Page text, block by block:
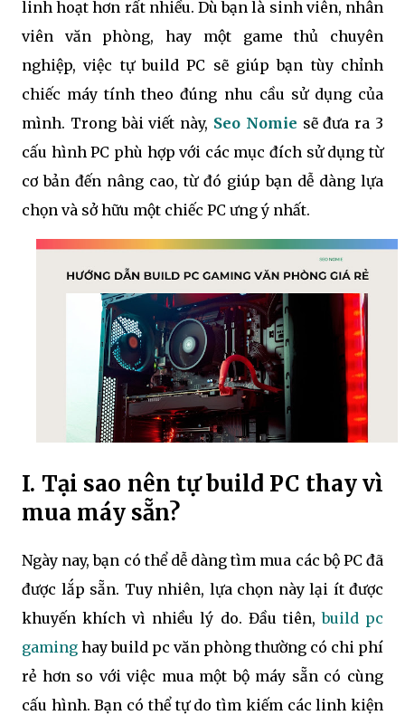
linh hoạt hơn rất nhiều. Dù bạn là sinh viên, nhân
viên văn phòng, hay một game thủ chuyên
nghiệp, việc tự build PC sẽ giúp bạn tùy chỉnh
chiếc máy tính theo đúng nhu cầu sử dụng của
mình. Trong bài viết này, Seo Nomie sẽ đưa ra 3
cấu hình PC phù hợp với các mục đích sử dụng từ
cơ bản đến nâng cao, từ đó giúp bạn dễ dàng lựa
chọn và sở hữu một chiếc PC ưng ý nhất.
I. Tại sao nên tự build PC thay vì
mua máy sẵn?
Ngày nay, bạn có thể dễ dàng tìm mua các bộ PC đã
được lắp sẵn. Tuy nhiên, lựa chọn này lại ít được
khuyến khích vì nhiều lý do. Đầu tiên,build pc
gaming hay build pc văn phòng thường có chi phí
rẻ hơn so với việc mua một bộ máy sẵn có cùng
cấu hình. Bạn có thể tự do tìm kiếm các linh kiện